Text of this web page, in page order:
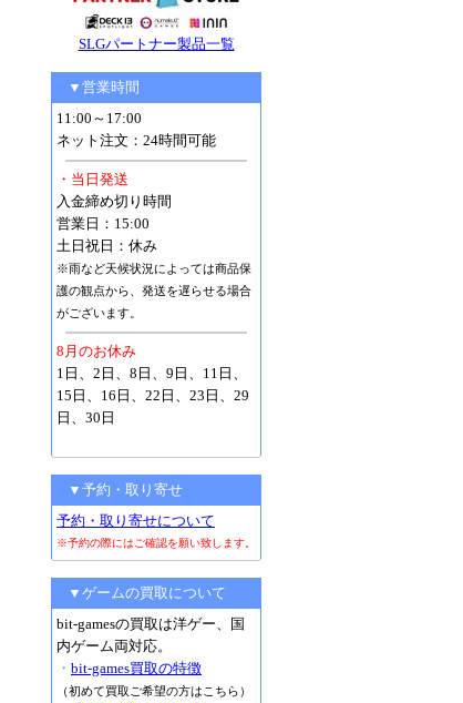
SLGパートナー製品一覧
▼営業時間
11:00～17:00
ネット注文：24時間可能
・当日発送
入金締め切り時間
営業日：15:00
土日祝日：休み
※雨など天候状況によっては商品保
護の観点から、発送を遅らせる場合
がございます。
8月のお休み
1日、2日、8日、9日、11日、
15日、16日、22日、23日、29
日、30日
▼予約・取り寄せ
予約・取り寄せについて
※予約の際にはご確認を願い致します。
▼ゲームの買取について
bit-gamesの買取は洋ゲー、国
内ゲーム両対応。
・ bit-games買取の特徴
（初めて買取ご希望の方はこちら）